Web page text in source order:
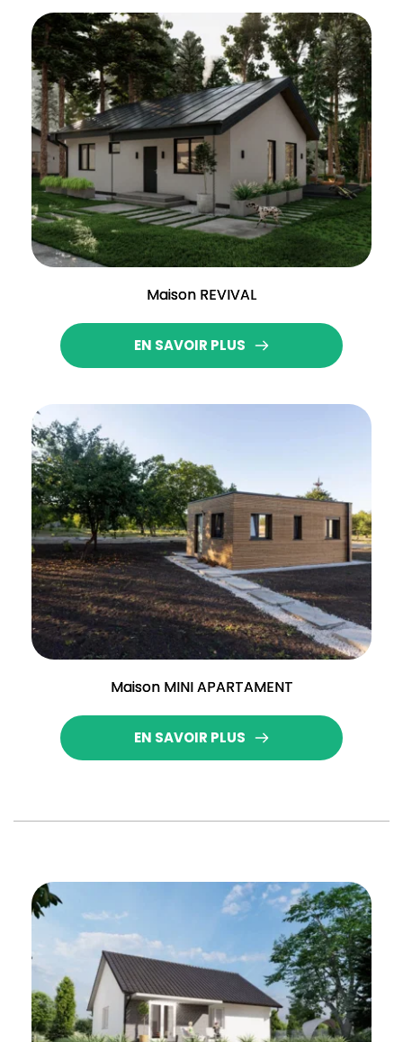
Maison REVIVAL
EN SAVOIR PLUS
Maison MINI APARTAMENT
EN SAVOIR PLUS